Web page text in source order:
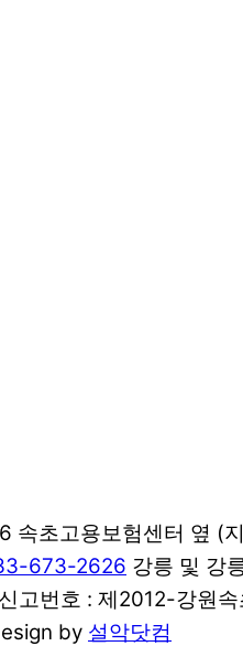
속초고용보험센터 옆 (
673-2626 강릉 및 강
고번호 : 제2012-강원
by 설악닷컴